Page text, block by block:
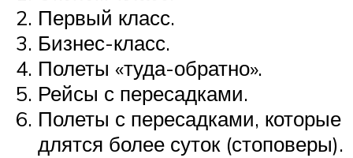
Первый класс.
Бизнес-класс.
Полеты «туда-обратно».
Рейсы с пересадками.
Полеты с пересадками, которые
длятся более суток (стоповеры).